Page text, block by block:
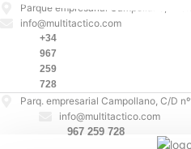
contenido
Parque empresarial Campollano,
info@multitactico.com
+34
967
259
728
Parq. empresarial Campollano, C/D
info@multitactico.com
967 259 728